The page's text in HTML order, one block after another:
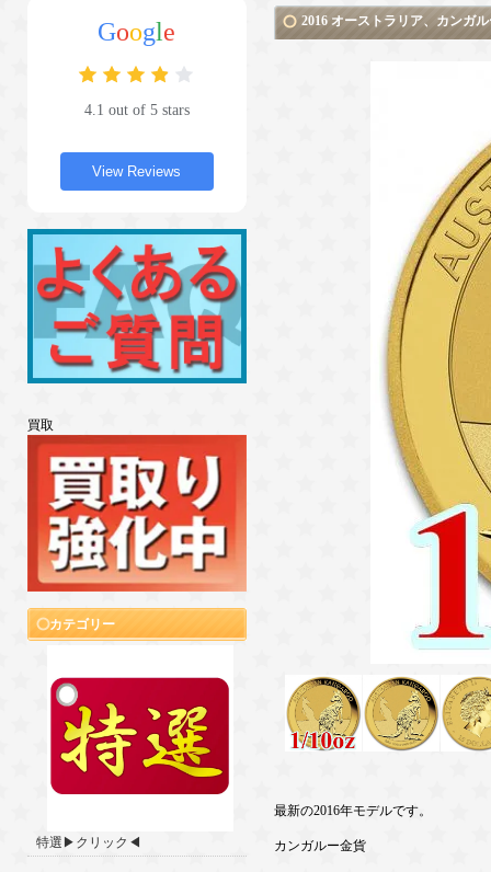
Google
4.1 out of 5 stars
View Reviews
買取
カテゴリー
特選▶クリック◀
2016 オーストラリア、カンガ
最新の2016年モデルです。
カンガルー金貨